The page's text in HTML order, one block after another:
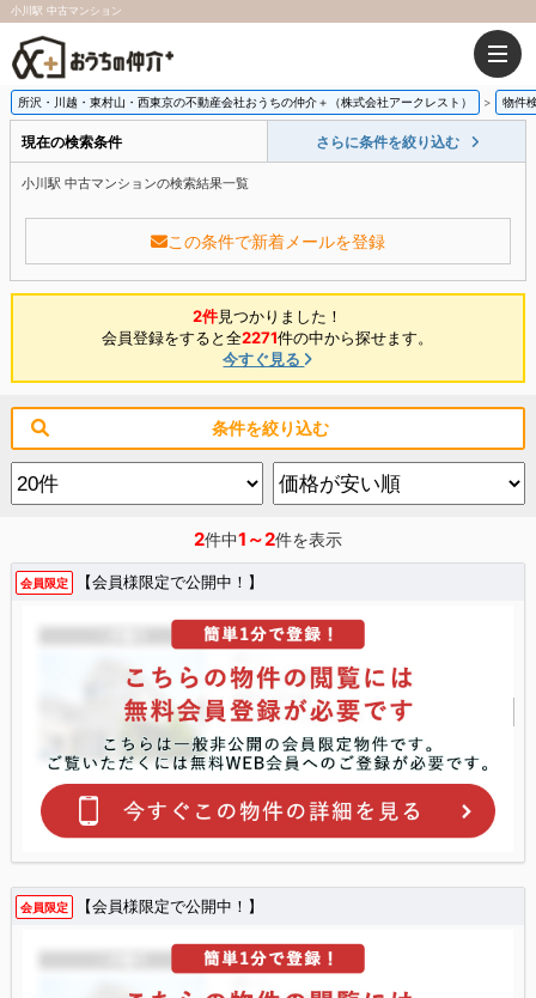
小川駅 中古マンション
所沢・川越・東村山・西東京の不動産会社おうちの仲介＋（株式会社アークレスト） 物件
現在の検索条件 さらに条件を絞り込む
小川駅 中古マンションの検索結果一覧
この条件で新着メールを登録
2件見つかりました！
会員登録をすると全2271件の中から探せます。
今すぐ見る
条件を絞り込む
2件中1～2件を表示
会員限定 【会員様限定で公開中！】
会員限定 【会員様限定で公開中！】